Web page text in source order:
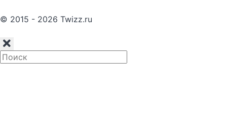
© 2015 - 2026 Twizz.ru